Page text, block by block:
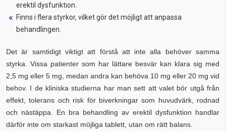
erektil dysfunktion.
Finns i flera styrkor, vilket gör det möjligt att anpassa
behandlingen.
Det är samtidigt viktigt att förstå att inte alla behöver samma
styrka. Vissa patienter som har lättare besvär kan klara sig med
2,5 mg eller 5 mg, medan andra kan behöva 10 mg eller 20 mg vid
behov. I de kliniska studierna har man sett att valet bör utgå från
effekt, tolerans och risk för biverkningar som huvudvärk, rodnad
och nästäppa. En bra behandling av erektil dysfunktion handlar
därför inte om starkast möjliga tablett, utan om rätt balans.